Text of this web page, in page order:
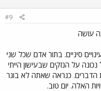
#9
עושה
סיניים. בתור אדם שכל שני
על הנזקים שבעישון הייתי
כנראה שאתה לא בוגר
האלה. יום טוב.